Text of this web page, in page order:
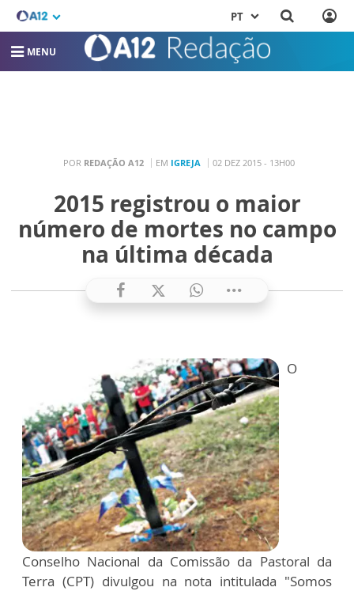
PT
MENU
POR REDAÇÃO A12 EM IGREJA 02 DEZ 2015 - 13H00
2015 registrou o maior
número de mortes no campo
na última década
O
Conselho Nacional da Comissão da Pastoral da
Terra (CPT) divulgou na nota intitulada "Somos